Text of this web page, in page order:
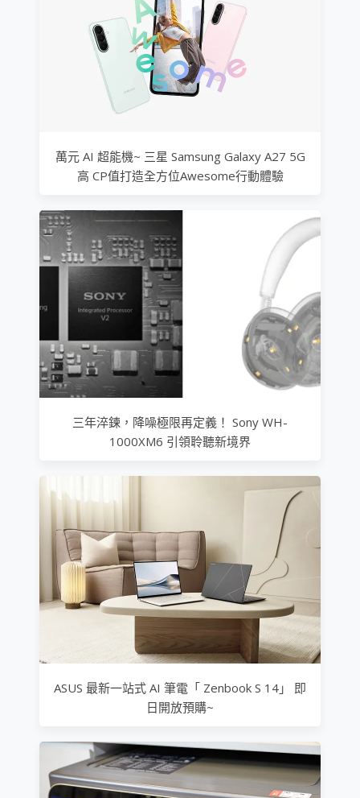
萬元 AI 超能機~ 三星 Samsung Galaxy A27 5G
高 CP值打造全方位Awesome行動體驗
三年淬鍊，降噪極限再定義！ Sony WH-
1000XM6 引領聆聽新境界
ASUS 最新一站式 AI 筆電「 Zenbook S 14」 即
日開放預購~